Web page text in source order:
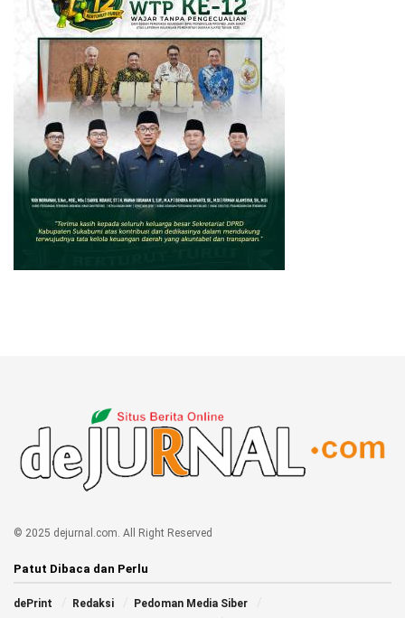
© 2025 dejurnal.com. All Right Reserved
Patut Dibaca dan Perlu
dePrint Redaksi
Pedoman Media Siber